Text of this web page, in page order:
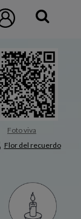
Foto viva
Flor del recuerdo